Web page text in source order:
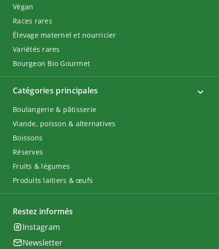
Catégories principales
Boulangerie & pâtisserie
Viande, poisson & alternatives
Boissons
Réserves
Fruits & légumes
Produits laitiers & œufs
Végan
Races rares
Élevage maternel et nourricier
Variétés rares
Bourgeon Bio Gourmet
Restez informés
Instagram
Newsletter